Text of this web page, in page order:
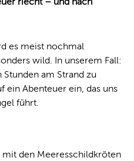
es meist nochmal
wild. In unserem Fall:
am Strand zu
ein Abenteuer ein, das uns
führt.
mit den Meeresschildkröten